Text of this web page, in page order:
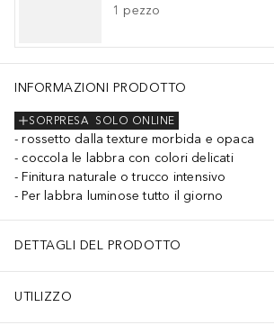
1 pezzo
INFORMAZIONI PRODOTTO
SOLO ONLINE
SORPRESA
rossetto dalla texture morbida e opaca
coccola le labbra con colori delicati
Finitura naturale o trucco intensivo
Per labbra luminose tutto il giorno
DETTAGLI DEL PRODOTTO
UTILIZZO